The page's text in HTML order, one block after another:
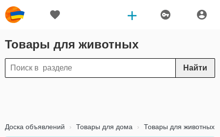
Товары для животных
Найти
Доска объявлений Товары для дома Товары для животных